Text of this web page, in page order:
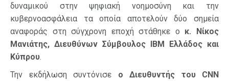
δυναμικού στην ψηφιακή νοημοσύνη και την
κυβερνοασφάλεια τα οποία αποτελούν δύο σημεία
αναφοράς στη σύγχρονη εποχή στάθηκε ο κ. Νίκος
Μανιάτης, Διευθύνων Σύμβουλος IBM Ελλάδος και
Κύπρου.
Την εκδήλωση συντόνισε ο Διευθυντής του CNN